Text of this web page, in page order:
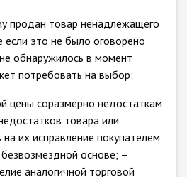
продан товар ненадлежащего
если это не было оговорено
обнаружилось в момент
потребовать на выбор:
цены соразмерно недостаткам
товара или
их исправление покупателем
основе; –
аналогичной торговой